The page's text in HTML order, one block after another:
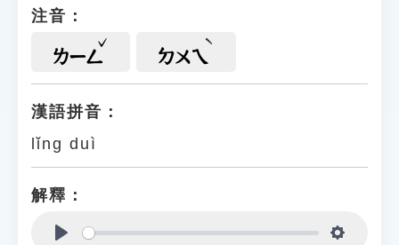
遊戲專區
貓頭鷹博士
注音：
ㄌㄧㄥ ㄉㄨㄟ
漢語拼音：
lǐng duì
解釋：